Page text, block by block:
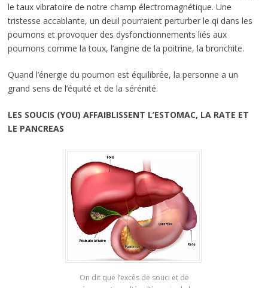
le taux vibratoire de notre champ électromagnétique. Une
tristesse accablante, un deuil pourraient perturber le qi dans les
poumons et provoquer des dysfonctionnements liés aux
poumons comme la toux, l’angine de la poitrine, la bronchite.
Quand l’énergie du poumon est équilibrée, la personne a un
grand sens de l’équité et de la sérénité.
LES SOUCIS (YOU) AFFAIBLISSENT L’ESTOMAC, LA RATE ET
LE PANCREAS
On dit que l’excès de souci et de